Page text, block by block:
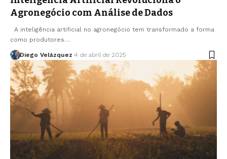
Agronegócio com Análise de Dados
A inteligência artificial no agronegócio tem transformado a forma
como produtores…
Diego Velázquez 4 de abril de 2025